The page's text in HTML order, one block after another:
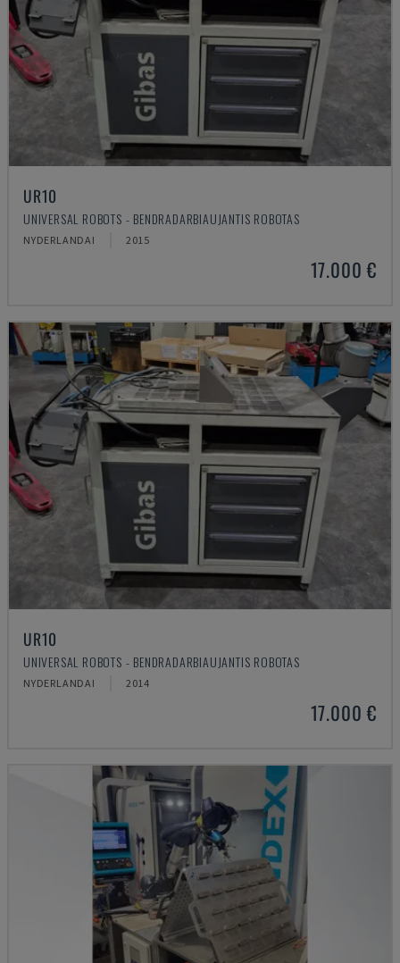
UR10
UNIVERSAL ROBOTS - BENDRADARBIAUJANTIS ROBOTAS
NYDERLANDAI 2015
17.000 €
UR10
UNIVERSAL ROBOTS - BENDRADARBIAUJANTIS ROBOTAS
NYDERLANDAI 2014
17.000 €